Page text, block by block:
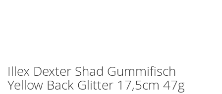
Zum
Anfang
der
Illex Dexter Shad Gummifisch
Yellow Back Glitter 17,5cm 47g